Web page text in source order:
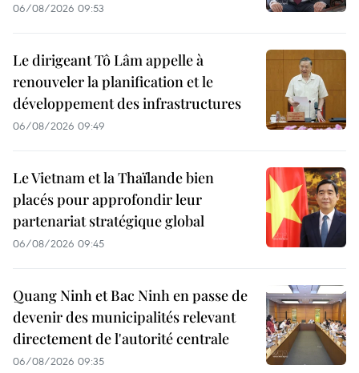
06/08/2026 09:53
Le dirigeant Tô Lâm appelle à
renouveler la planification et le
développement des infrastructures
06/08/2026 09:49
Le Vietnam et la Thaïlande bien
placés pour approfondir leur
partenariat stratégique global
06/08/2026 09:45
Quang Ninh et Bac Ninh en passe de
devenir des municipalités relevant
directement de l'autorité centrale
06/08/2026 09:35